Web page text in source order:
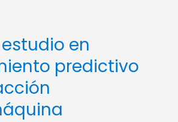
en
predictivo